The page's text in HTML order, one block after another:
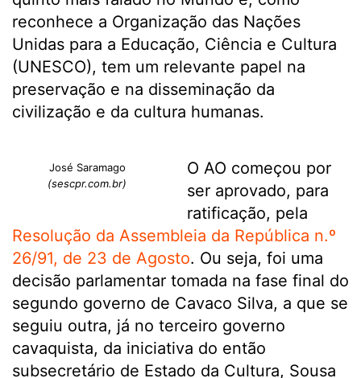
reconhece a Organização das Nações
Unidas para a Educação, Ciência e Cultura
(UNESCO), tem um relevante papel na
preservação e na disseminação da
civilização e da cultura humanas.
José Saramago
(sescpr.com.br)
O AO começou por
ser aprovado, para
ratificação, pela
Resolução da Assembleia da República n.º
26/91, de 23 de Agosto. Ou seja, foi uma
decisão parlamentar tomada na fase final do
segundo governo de Cavaco Silva, a que se
seguiu outra, já no terceiro governo
cavaquista, da iniciativa do então
subsecretário de Estado da Cultura, Sousa